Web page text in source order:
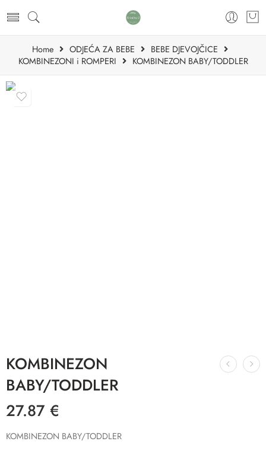
Home ODJEĆA ZA BEBE
BEBE DJEVOJČICE
KOMBINEZONI i ROMPERI
KOMBINEZON BABY/TODDLER
KOMBINEZON
BABY/TODDLER
27.87 €
KOMBINEZON BABY/TODDLER